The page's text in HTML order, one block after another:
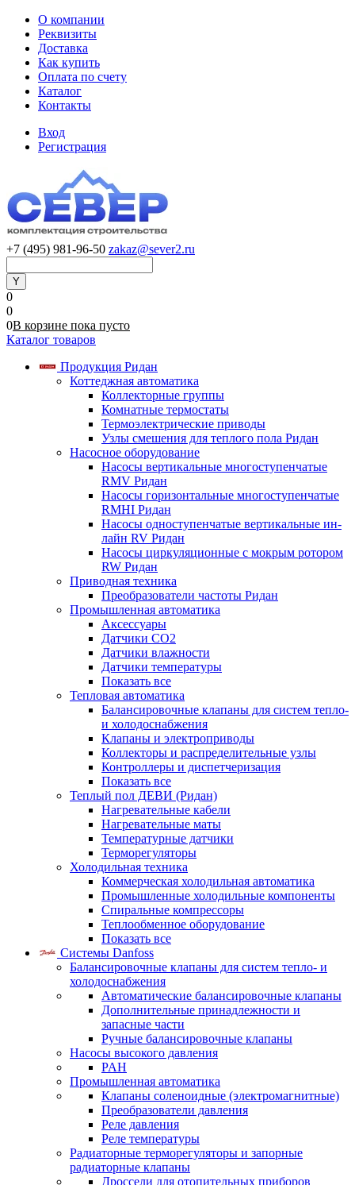
О компании
Реквизиты
Доставка
Как купить
Оплата по счету
Каталог
Контакты
Вход
Регистрация
+7 (495) 981-96-50 zakaz@sever2.ru
0
0
0В корзине пока пусто
Каталог товаров
Продукция Ридан
Коттеджная автоматика
Коллекторные группы
Комнатные термостаты
Термоэлектрические приводы
Узлы смешения для теплого пола Ридан
Насосное оборудование
Насосы вертикальные многоступенчатые
RMV Ридан
Насосы горизонтальные многоступенчатые
RMHI Ридан
Насосы одноступенчатые вертикальные ин-
лайн RV Ридан
Насосы циркуляционные с мокрым ротором
RW Ридан
Приводная техника
Преобразователи частоты Ридан
Промышленная автоматика
Аксессуары
Датчики CO2
Датчики влажности
Датчики температуры
Показать все
Тепловая автоматика
Балансировочные клапаны для систем тепло-
и холодоснабжения
Клапаны и электроприводы
Коллекторы и распределительные узлы
Контроллеры и диспетчеризация
Показать все
Теплый пол ДЕВИ (Ридан)
Нагревательные кабели
Нагревательные маты
Температурные датчики
Терморегуляторы
Холодильная техника
Коммерческая холодильная автоматика
Промышленные холодильные компоненты
Спиральные компрессоры
Теплообменное оборудование
Показать все
Системы Danfoss
Балансировочные клапаны для систем тепло- и
холодоснабжения
Автоматические балансировочные клапаны
Дополнительные принадлежности и
запасные части
Ручные балансировочные клапаны
Насосы высокого давления
PAH
Промышленная автоматика
Клапаны соленоидные (электромагнитные)
Преобразователи давления
Реле давления
Реле температуры
Радиаторные терморегуляторы и запорные
радиаторные клапаны
Дроссели для отопительных приборов